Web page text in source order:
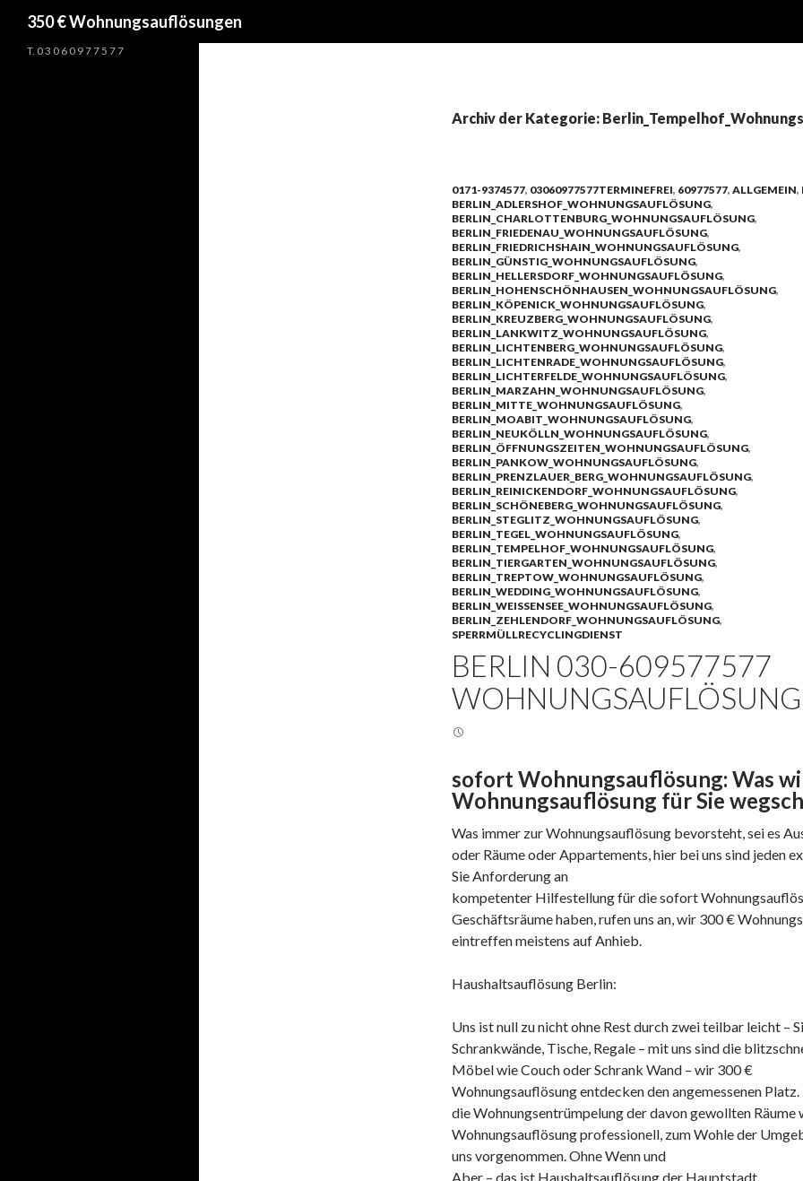
350 € Wohnungsauflösungen
Archiv der Kategorie:
0171-9374577, 03060977577TERMINEFREI, 60977577, ALLGEMEIN,
BERLIN_ADLERSHOF_WOHNUNGSAUFLÖSUNG,
BERLIN_CHARLOTTENBURG_WOHNUNGSAUFLÖSUNG,
BERLIN_FRIEDENAU_WOHNUNGSAUFLÖSUNG,
BERLIN_FRIEDRICHSHAIN_WOHNUNGSAUFLÖSUNG,
BERLIN_GÜNSTIG_WOHNUNGSAUFLÖSUNG,
BERLIN_HELLERSDORF_WOHNUNGSAUFLÖSUNG,
BERLIN_HOHENSCHÖNHAUSEN_WOHNUNGSAUFLÖSUNG,
BERLIN_KÖPENICK_WOHNUNGSAUFLÖSUNG,
BERLIN_KREUZBERG_WOHNUNGSAUFLÖSUNG,
BERLIN_LANKWITZ_WOHNUNGSAUFLÖSUNG,
BERLIN_LICHTENBERG_WOHNUNGSAUFLÖSUNG,
BERLIN_LICHTENRADE_WOHNUNGSAUFLÖSUNG,
BERLIN_LICHTERFELDE_WOHNUNGSAUFLÖSUNG,
BERLIN_MARZAHN_WOHNUNGSAUFLÖSUNG,
BERLIN_MITTE_WOHNUNGSAUFLÖSUNG,
BERLIN_MOABIT_WOHNUNGSAUFLÖSUNG,
BERLIN_NEUKÖLLN_WOHNUNGSAUFLÖSUNG,
BERLIN_ÖFFNUNGSZEITEN_WOHNUNGSAUFLÖSUNG,
BERLIN_PANKOW_WOHNUNGSAUFLÖSUNG,
BERLIN_PRENZLAUER_BERG_WOHNUNGSAUFLÖSUNG,
BERLIN_REINICKENDORF_WOHNUNGSAUFLÖSUNG,
BERLIN_SCHÖNEBERG_WOHNUNGSAUFLÖSUNG,
BERLIN_STEGLITZ_WOHNUNGSAUFLÖSUNG,
BERLIN_TEGEL_WOHNUNGSAUFLÖSUNG,
BERLIN_TEMPELHOF_WOHNUNGSAUFLÖSUNG,
BERLIN_TIERGARTEN_WOHNUNGSAUFLÖSUNG,
BERLIN_TREPTOW_WOHNUNGSAUFLÖSUNG,
BERLIN_WEDDING_WOHNUNGSAUFLÖSUNG,
BERLIN_WEISSENSEE_WOHNUNGSAUFLÖSUNG
,
BERLIN_ZEHLENDORF_WOHNUNGSAUFLÖSUNG,
SPERRMÜLLRECYCLINGDIENST
BERLIN 030-609577577
sofort Wohnungsauflösung: Was
Wohnungsauflösung für Sie
Was immer zur Wohnungsauflösung bevorsteht, sei es
oder Räume oder Appartements, hier bei uns sind jeden
Sie Anforderung an
kompetenter Hilfestellung für die sofort
Geschäftsräume haben, rufen uns an, wir 300 €
eintreffen meistens auf Anhieb.
Haushaltsauflösung Berlin:
Uns ist null zu nicht ohne Rest durch zwei teilbar leicht –
Schrankwände, Tische, Regale – mit uns sind die
Möbel wie Couch oder Schrank Wand – wir 300 €
Wohnungsauflösung entdecken den angemessenen Platz.
die Wohnungsentrümpelung der davon gewollten Räume
Wohnungsauflösung professionell, zum Wohle der
uns vorgenommen. Ohne Wenn und
Aber – das ist Haushaltsauflösung der Hauptstadt.
T. 0 3 0 6 0 9 7 7 5 7 7